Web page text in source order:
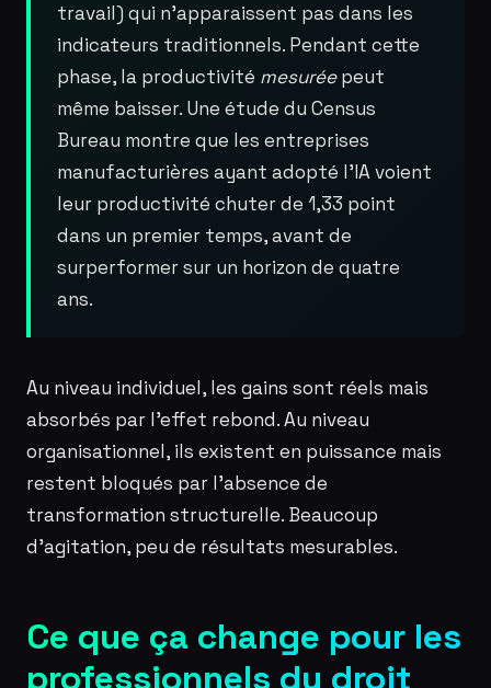
travail) qui n’apparaissent pas dans les
indicateurs traditionnels. Pendant cette
phase, la productivité mesuréepeut
même baisser. Une étude du Census
Bureau montre que les entreprises
manufacturières ayant adopté l’IA voient
leur productivité chuter de 1,33 point
dans un premier temps, avant de
surperformer sur un horizon de quatre
ans.
Au niveau individuel, les gains sont réels mais
absorbés par l’effet rebond. Au niveau
organisationnel, ils existent en puissance mais
restent bloqués par l’absence de
transformation structurelle. Beaucoup
d’agitation, peu de résultats mesurables.
Ce que ça change pour les
professionnels du droit